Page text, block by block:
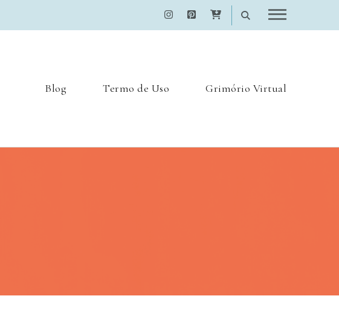
Blog Termo de Uso Grimório Virtual